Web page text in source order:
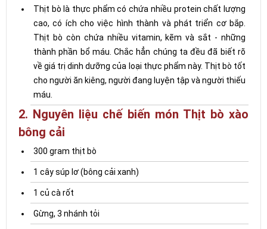
Thịt bò là thực phẩm có chứa nhiều protein chất lượng
cao, có ích cho việc hình thành và phát triển cơ bắp.
Thịt bò còn chứa nhiều vitamin, kẽm và sắt - những
thành phần bổ máu. Chắc hẳn chúng ta đều đã biết rõ
về giá trị dinh dưỡng của loại thực phẩm này. Thịt bò tốt
cho người ăn kiêng, người đang luyện tập và người thiếu
máu.
2. Nguyên liệu chế biến món Thịt bò xào
bông cải
300 gram thịt bò
1 cây súp lơ (bông cải xanh)
1 củ cà rốt
Gừng, 3 nhánh tỏi